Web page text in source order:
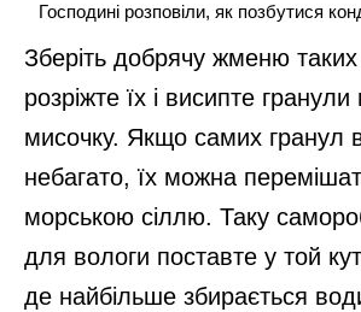
Господині розповіли, як позбутися
Зберіть добрячу жменю таких
розріжте їх і висипте
мисочку. Якщо самих гранул
небагато, їх можна
морською сіллю. Таку
для вологи поставте у той
де найбільше збирається